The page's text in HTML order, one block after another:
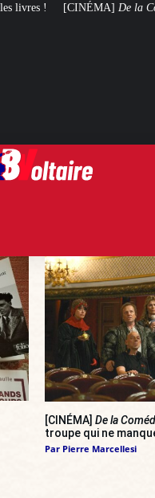
la Comédie-Française, le film
[CINÉMA] De la
troupe qui ne
Par Pierre Marcellesi